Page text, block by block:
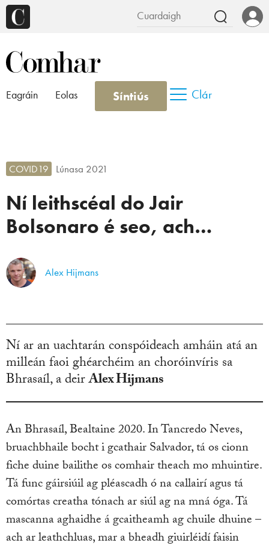
Eagráin Eolas Síntiús Clár
Ní leithscéal do Jair
Bolsonaro é seo, ach…
COVID19 Lúnasa 2021
Alex Hijmans
Ní ar an uachtarán conspóideach amháin atá an
milleán faoi ghéarchéim an choróinvíris sa
Bhrasaíl, a deirAlex Hijmans
An Bhrasaíl, Bealtaine 2020. In Tancredo Neves,
bruachbhaile bocht i gcathair Salvador, tá os cionn
fiche duine bailithe os comhair theach mo mhuintire.
Tá func gáirsiúil ag pléascadh ó na callairí agus tá
comórtas creatha tónach ar siúl ag na mná óga. Tá
mascanna aghaidhe á gcaitheamh ag chuile dhuine –
ach ar leathchluas, mar a bheadh giuirléidí faisin